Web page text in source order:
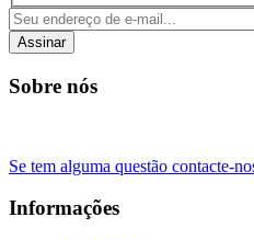
Assinar
Sobre nós
Se tem alguma questão contacte-
Informações